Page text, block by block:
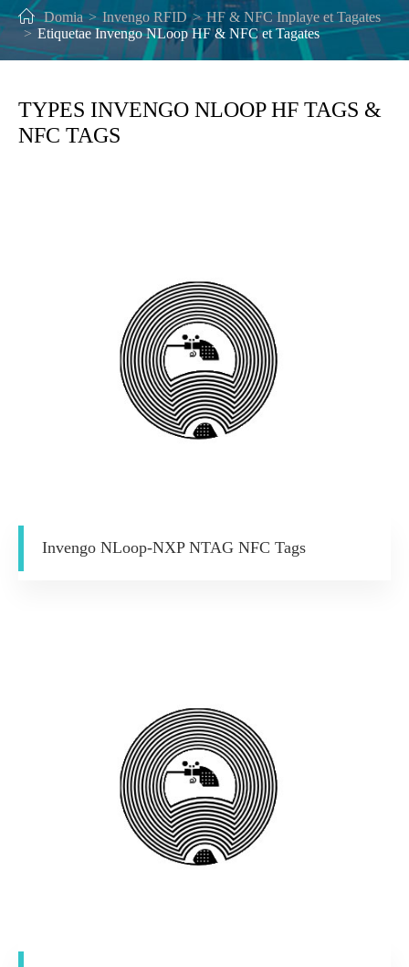
Domia Invengo RFID
HF & NFC Inplaye et Tagates
Etiquetae Invengo NLoop HF & NFC et Tagates
TYPES INVENGO NLOOP HF TAGS &
NFC TAGS
Invengo NLoop-NXP NTAG NFC Tags